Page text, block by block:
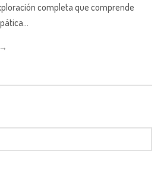
completa que comprende